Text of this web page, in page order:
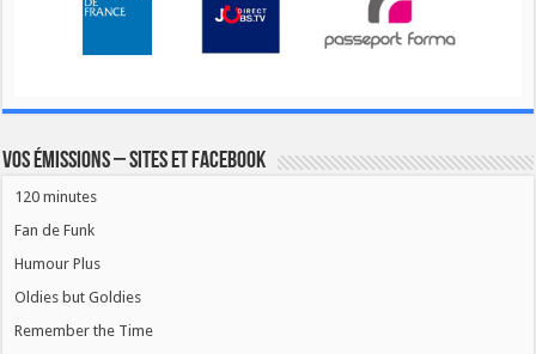
Vos émissions – Sites et Facebook
120 minutes
Fan de Funk
Humour Plus
Oldies but Goldies
Remember the Time